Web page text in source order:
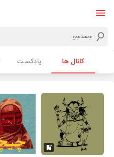
کانال ها پادکست